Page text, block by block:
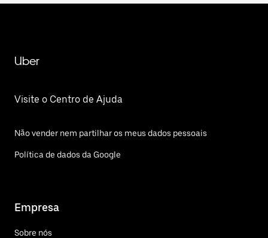
Uber
Visite o Centro de Ajuda
Não vender nem partilhar os meus dados pessoais
Política de dados da Google
Empresa
Sobre nós